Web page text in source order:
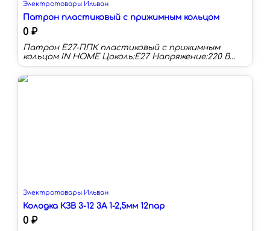
Электротовары Ильван
Патрон пластиковый с прижимным кольцом
0 ₽
Патрон Е27-ППК пластиковый с прижимным
кольцом IN HOME Цоколь:E27 Напряжение:220 В
Тип лампы:светодиодная/накаливания/
энергосберегающая
Электротовары Ильван
Колодка КЗВ 3-12 3А 1-2,5мм 12пар
0 ₽